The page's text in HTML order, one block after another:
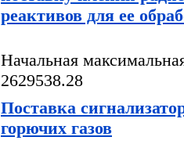
реактивов для ее
Начальная
2629538.28
Поставка
горючих газов